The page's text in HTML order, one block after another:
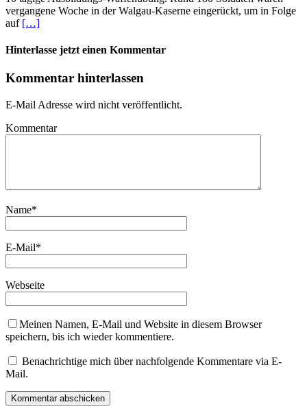
vergangene Woche in der Walgau-Kaserne eingerückt, um in Folge
auf […]
Hinterlasse jetzt einen Kommentar
Kommentar hinterlassen
E-Mail Adresse wird nicht veröffentlicht.
Kommentar
Name*
E-Mail*
Webseite
Meinen Namen, E-Mail und Website in diesem Browser
speichern, bis ich wieder kommentiere.
Benachrichtige mich über nachfolgende Kommentare via E-
Mail.